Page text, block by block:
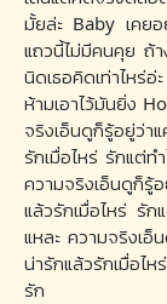
มั้ยล่ะ Baby เคยอ
แถวนี้ไม่มีคนคุย ถ้
นิดเธอคิดเท่าไหร่
ห้ามเอาไว้มันยิ่ง
จริงเอ็นดูก็รู้อยู่ว่า
รักเมื่อไหร่ รักแต่ท
ความจริงเอ็นดูก็รู้
แล้วรักเมื่อไหร่ รั
แหละ ความจริงเอ็
น่ารักแล้วรักเมื่อไห
รัก